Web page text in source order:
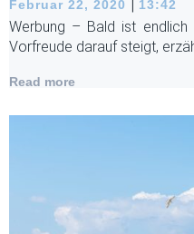
Februar 22, 2020 | 13:42
Werbung – Bald ist endlich
Vorfreude darauf steigt,
Read more